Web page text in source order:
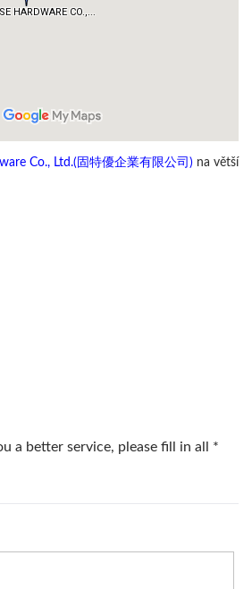
Co., Ltd.(固特優企業有限公司) na větší